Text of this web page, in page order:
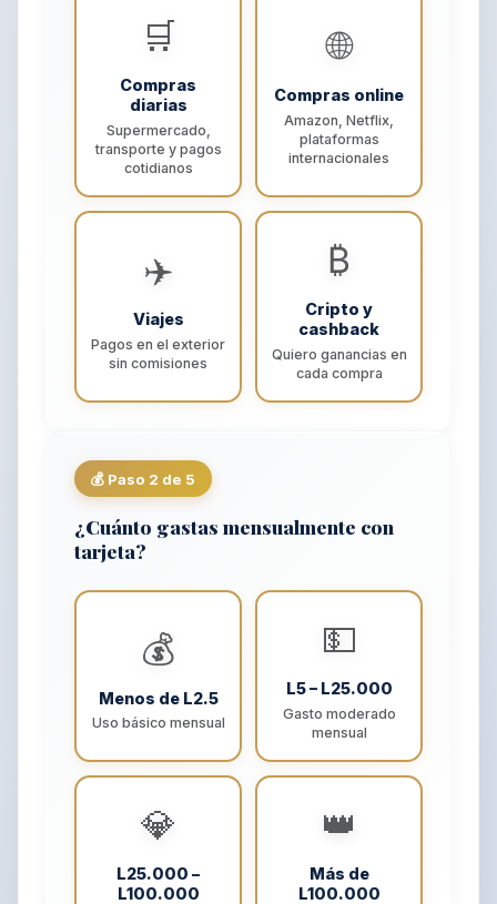
🛒
Compras
diarias
Supermercado,
transporte y pagos
cotidianos
🌐
Compras online
Amazon, Netflix,
plataformas
internacionales
✈️
Viajes
Pagos en el exterior
sin comisiones
₿
Cripto y
cashback
Quiero ganancias en
cada compra
💰 Paso 2 de 5
¿Cuánto gastas mensualmente con
tarjeta?
💰
Menos de L2.5
Uso básico mensual
💵
L5 – L25.000
Gasto moderado
mensual
💎
L25.000 –
L100.000
👑
Más de
L100.000